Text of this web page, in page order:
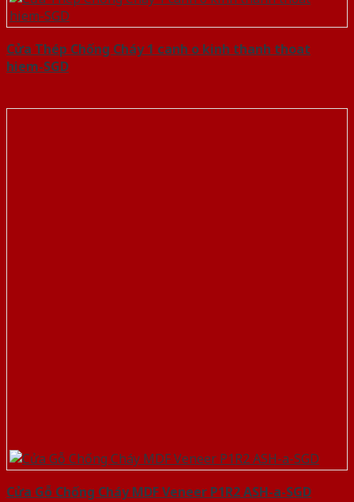
Cửa Thép Chống Cháy 1 canh o kinh thanh thoat
hiem-SGD
Cửa Gỗ Chống Cháy MDF Veneer P1R2 ASH-a-SGD